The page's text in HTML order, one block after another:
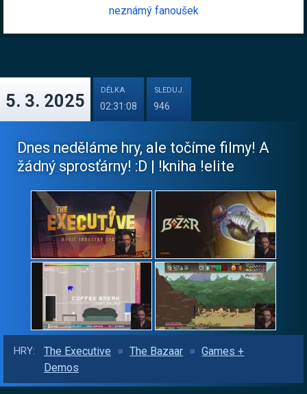
neznámý fanoušek
5. 3. 2025
DÉLKA
02:31:08
SLEDUJ.
946
Dnes neděláme hry, ale točíme filmy! A
žádný sprosťárny! :D | !kniha !elite
HRY: The Executive The Bazaar
Games +
Demos